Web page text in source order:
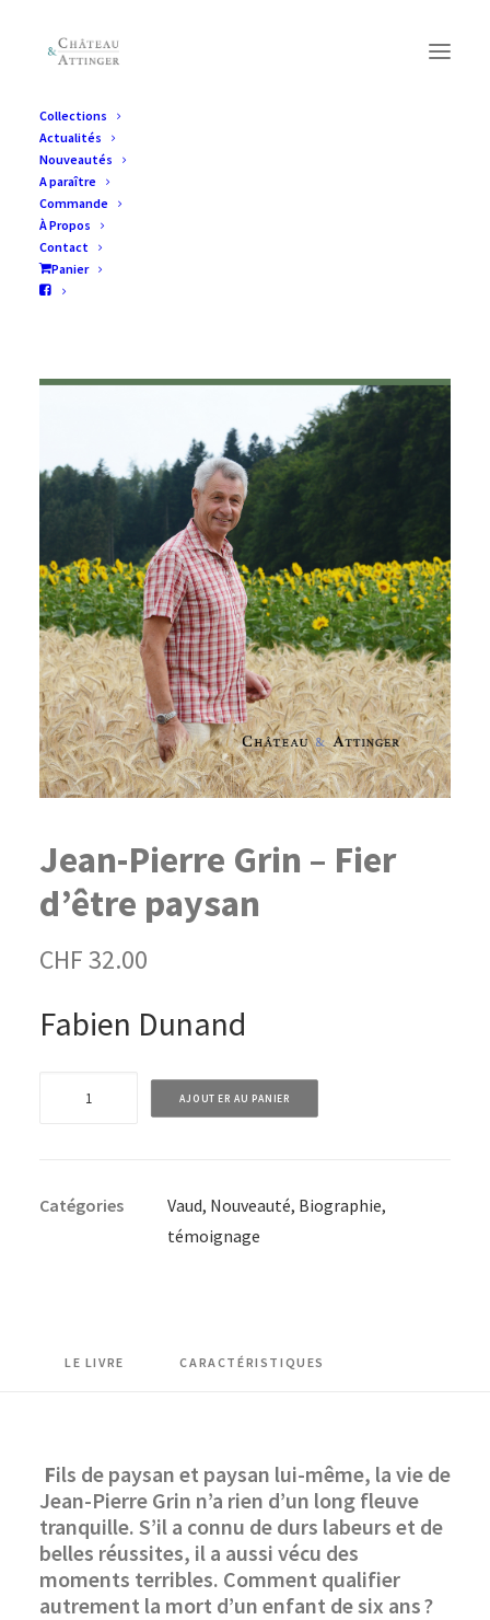
Collections
Actualités
Nouveautés
A paraître
Commande
À Propos
Contact
Panier
Jean-Pierre Grin – Fier
d’être paysan
CHF32.00
Fabien Dunand
Grin
AJOUTER AU PANIER
Catégories Vaud, Nouveauté, Biographie,
témoignage
LE LIVRE CARACTÉRISTIQUES
Fils de paysan et paysan lui-même, la vie de
Jean-Pierre Grin n’a rien d’un long fleuve
tranquille. S’il a connu de durs labeurs et de
belles réussites, il a aussi vécu des
moments terribles. Comment qualifier
autrement la mort d’un enfant de six ans?